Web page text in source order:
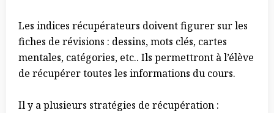
Les indices récupérateurs doivent figurer sur les
fiches de révisions : dessins, mots clés, cartes
mentales, catégories, etc.. Ils permettront à l’élève
de récupérer toutes les informations du cours.
Il y a plusieurs stratégies de récupération :